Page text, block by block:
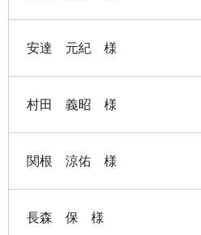
安達 元紀 様
村田 義昭 様
関根 涼佑 様
長森 保 様